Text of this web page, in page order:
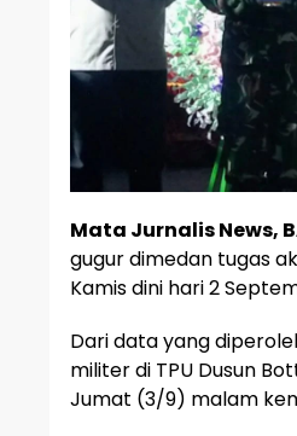
Mata Jurnalis News,
gugur dimedan tugas
Kamis dini hari 2
Dari data yang
militer di TPU Dusun
Jumat (3/9) malam